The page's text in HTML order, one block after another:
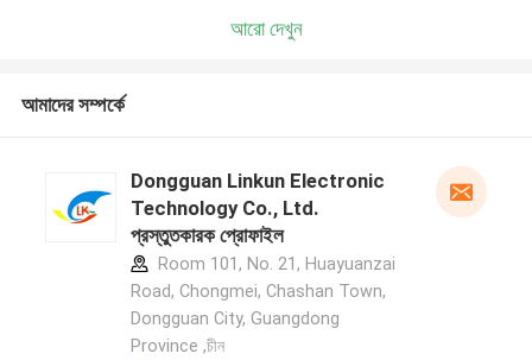
আরো দেখুন
আমাদের সম্পর্কে
Dongguan Linkun Electronic
Technology Co., Ltd.
প্রস্তুতকারক প্রোফাইল
Room 101, No. 21, Huayuanzai
Road, Chongmei, Chashan Town,
Dongguan City, Guangdong
Province ,চীন